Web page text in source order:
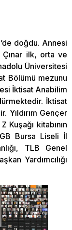
doğdu. Annesi
Çınar ilk, orta ve
Üniversitesi
Bölümü mezunu
İktisat Anabilim
İktisat
Yıldırım Gençer
Kuşağı kitabının
Bursa Liseli İl
TLB Genel
Yardımcılığı